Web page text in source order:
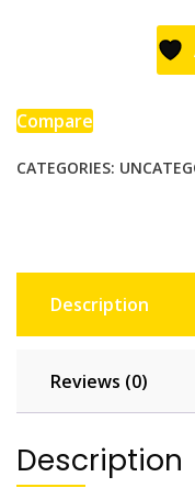
cáo
Compare
CATEGORIES:
Description
Reviews (0)
Description